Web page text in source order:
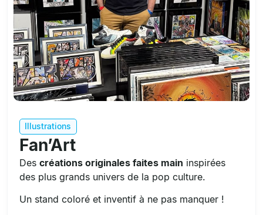
Illustrations
Fan’Art
Des créations originales faites main inspirées
des plus grands univers de la pop culture.
Un stand coloré et inventif à ne pas manquer !